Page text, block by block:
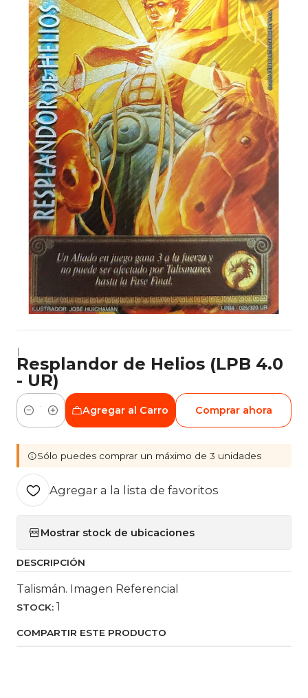
|
Resplandor de Helios (LPB 4.0
- UR)
Cantidad
Agregar al Carro Comprar ahora
Sólo puedes comprar un máximo de 3 unidades
Agregar a la lista de favoritos
Mostrar stock de ubicaciones
DESCRIPCIÓN
Talismán. Imagen Referencial
STOCK: 1
COMPARTIR ESTE PRODUCTO